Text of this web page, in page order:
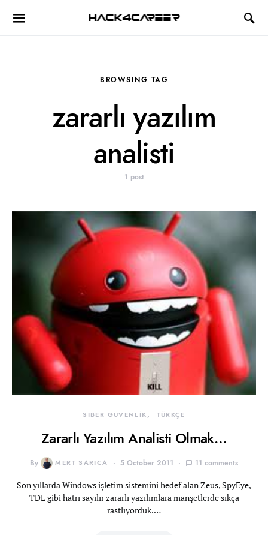
Hack4Career
BROWSING TAG
zararlı yazılım
analisti
1 post
SİBER GÜVENLİK TÜRKÇE
Zararlı Yazılım Analisti Olmak…
By MERT SARICA 5 October 2011 11 comments
Son yıllarda Windows işletim sistemini hedef alan Zeus, SpyEye,
TDL gibi hatrı sayılır zararlı yazılımlara manşetlerde sıkça
rastlıyorduk.…